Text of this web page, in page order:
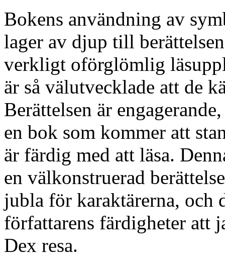
Bokens användning av
lager av djup till
verkligt oförglömlig
är så välutvecklade att de
Berättelsen är
en bok som kommer att
är färdig med att läsa.
en välkonstruerad
jubla för karaktärerna, och
författarens färdigheter att
Dex resa.